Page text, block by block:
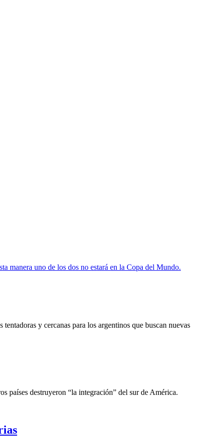
manera uno de los dos no estará en la Copa del Mundo.
y cercanas para los argentinos que buscan nuevas
países destruyeron “la integración” del sur de América.